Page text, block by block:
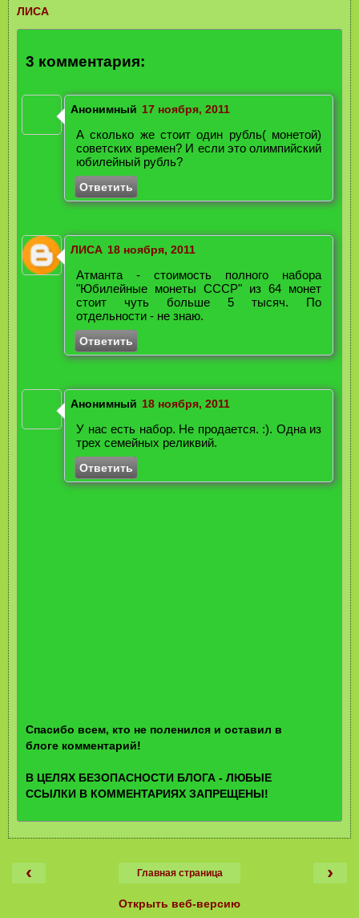
ЛИСА
3 комментария:
Анонимный 17 ноября, 2011
А сколько же стоит один рубль( монетой)
советских времен? И если это олимпийский
юбилейный рубль?
Ответить
ЛИСА 18 ноября, 2011
Атманта - стоимость полного набора
"Юбилейные монеты СССР" из 64 монет
стоит чуть больше 5 тысяч. По
отдельности - не знаю.
Ответить
Анонимный 18 ноября, 2011
У нас есть набор. Не продается. :). Одна из
трех семейных реликвий.
Ответить
Спасибо всем, кто не поленился и оставил в
блоге комментарий!
В ЦЕЛЯХ БЕЗОПАСНОСТИ БЛОГА - ЛЮБЫЕ
ССЫЛКИ В КОММЕНТАРИЯХ ЗАПРЕЩЕНЫ!
‹ ›
Главная страница
Открыть веб-версию